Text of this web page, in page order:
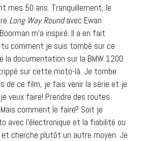
mes 50 ans. Tranquillement, le
Long Way Roundavec Ewan
m’a inspiré. Il a en fait
tu comment je suis tombé sur ce
la documentation sur la BMW 1200
sur cette moto-là. Je tombe
de ce film, je fais venir la série et je
veux faire! Prendre des routes
comment le faire? Soit je
avec l’électronique et la fiabilité ou
cherche plutôt un autre moyen. Je